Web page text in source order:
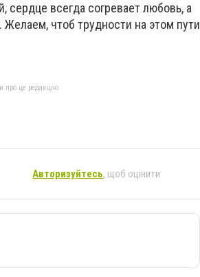
сердце всегда согревает любовь, а
чтоб трудности на этом пути
про це редакцію
Авторизуйтесь, щоб оцінити